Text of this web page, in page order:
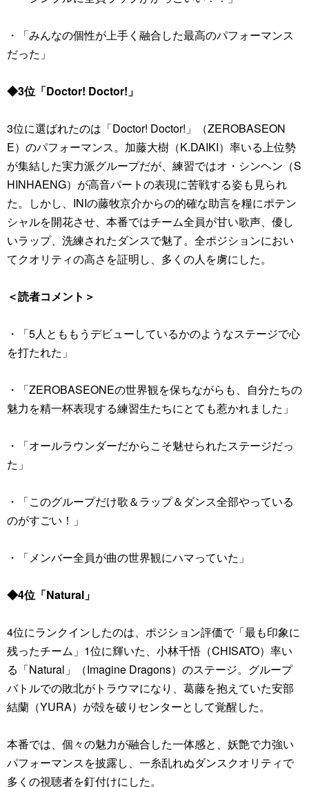
・「みんなの個性が上手く融合した最高のパフォーマンス
だった」
◆3位「Doctor! Doctor!」
3位に選ばれたのは「Doctor! Doctor!」（ZEROBASEON
E）のパフォーマンス。加藤大樹（K.DAIKI）率いる上位勢
が集結した実力派グループだが、練習ではオ・シンヘン（S
HINHAENG）が高音パートの表現に苦戦する姿も見られ
た。しかし、INIの藤牧京介からの的確な助言を糧にポテン
シャルを開花させ、本番ではチーム全員が甘い歌声、優し
いラップ、洗練されたダンスで魅了。全ポジションにおい
てクオリティの高さを証明し、多くの人を虜にした。
＜読者コメント＞
・「5人とももうデビューしているかのようなステージで心
を打たれた」
・「ZEROBASEONEの世界観を保ちながらも、自分たちの
魅力を精一杯表現する練習生たちにとても惹かれました」
・「オールラウンダーだからこそ魅せられたステージだっ
た」
・「このグループだけ歌＆ラップ＆ダンス全部やっている
のがすごい！」
・「メンバー全員が曲の世界観にハマっていた」
◆4位「Natural」
4位にランクインしたのは、ポジション評価で「最も印象に
残ったチーム」1位に輝いた、小林千悟（CHISATO）率い
る「Natural」（Imagine Dragons）のステージ。グループ
バトルでの敗北がトラウマになり、葛藤を抱えていた安部
結蘭（YURA）が殻を破りセンターとして覚醒した。
本番では、個々の魅力が融合した一体感と、妖艶で力強い
パフォーマンスを披露し、一糸乱れぬダンスクオリティで
多くの視聴者を釘付けにした。